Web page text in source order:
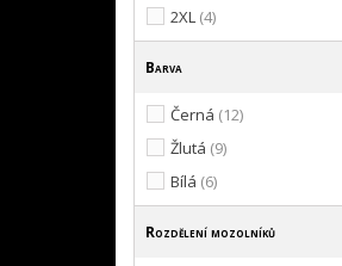
2XL (4)
Barva
Černá (12)
Žlutá (9)
Bílá (6)
Rozdělení mozolníků